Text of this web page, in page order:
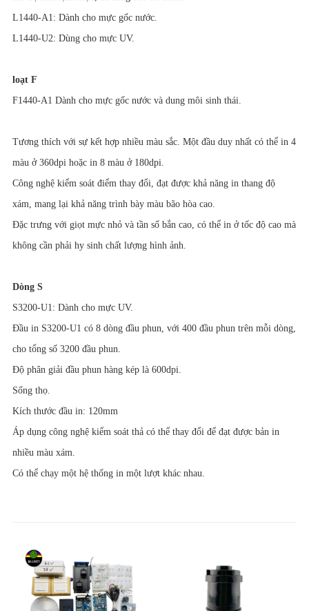
L1440-A1: Dành cho mực gốc nước.
L1440-U2: Dùng cho mực UV.
loạt F
F1440-A1 Dành cho mực gốc nước và dung môi sinh thái.
Tương thích với sự kết hợp nhiều màu sắc. Một đầu duy nhất có thể in 4
màu ở 360dpi hoặc in 8 màu ở 180dpi.
Công nghệ kiểm soát điểm thay đổi, đạt được khả năng in thang độ
xám, mang lại khả năng trình bày màu bão hòa cao.
Đặc trưng với giọt mực nhỏ và tần số bắn cao, có thể in ở tốc độ cao mà
không cần phải hy sinh chất lượng hình ảnh.
Dòng S
S3200-U1: Dành cho mực UV.
Đầu in S3200-U1 có 8 dòng đầu phun, với 400 đầu phun trên mỗi dòng,
cho tổng số 3200 đầu phun.
Độ phân giải đầu phun hàng kép là 600dpi.
Sống thọ.
Kích thước đầu in: 120mm
Áp dụng công nghệ kiểm soát thả có thể thay đổi để đạt được bản in
nhiều màu xám.
Có thể chạy một hệ thống in một lượt khác nhau.